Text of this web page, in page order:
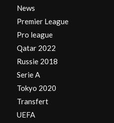
News
Premier League
Pro league
Qatar 2022
Russie 2018
Serie A
Tokyo 2020
Transfert
UEFA